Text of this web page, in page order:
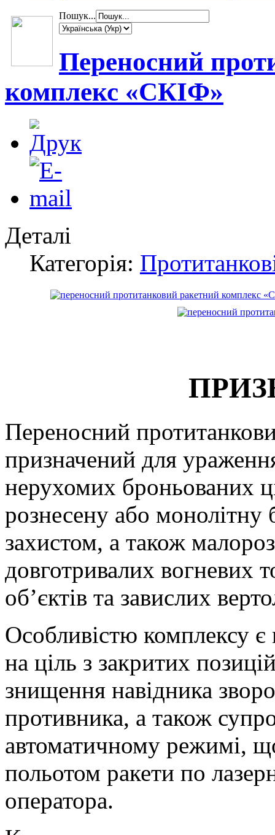
Пошук...
Переносний
комплекс «СКІФ»
Деталі
Категорія:
Переносний
призначений для
нерухомих броньованих
рознесену або
захистом, а також
довготривалих вогневих
об’єктів та завислих
Особливістю комплексу є
на ціль з закритих
знищення навідника
противника, а також
автоматичному режимі,
польотом ракети по
оператора.